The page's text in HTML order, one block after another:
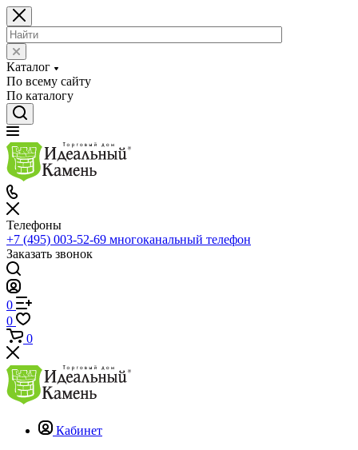
Каталог
По всему сайту
По каталогу
Телефоны
+7 (495) 003-52-69 многоканальный телефон
Заказать звонок
0
0
0
Кабинет